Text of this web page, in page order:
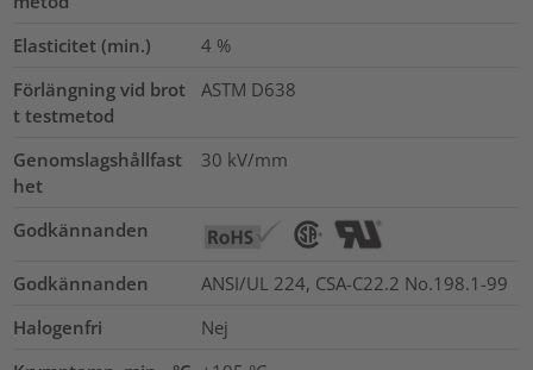
Elasticitet (min.)
4 %
Förlängning vid brot
t testmetod
ASTM D638
Genomslagshållfast
het
30 kV/mm
Godkännanden
Godkännanden
ANSI/UL 224, CSA-C22.2 No.198.1-99
Halogenfri
Nej